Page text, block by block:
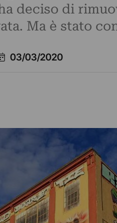
deciso di
Ma è stato
03/03/2020